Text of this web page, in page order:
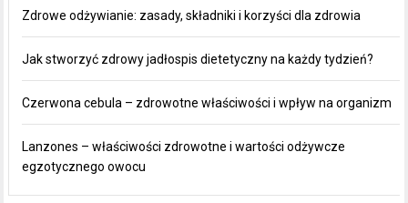
Zdrowe odżywianie: zasady, składniki i korzyści dla zdrowia
Jak stworzyć zdrowy jadłospis dietetyczny na każdy tydzień?
Czerwona cebula – zdrowotne właściwości i wpływ na organizm
Lanzones – właściwości zdrowotne i wartości odżywcze
egzotycznego owocu